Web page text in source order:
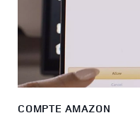
COMPTE AMAZON